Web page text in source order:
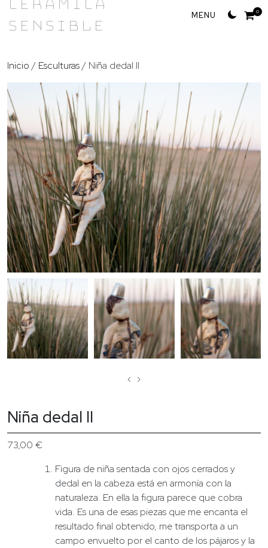
Skip
Sensible
0
Inicio / Esculturas/ Niña dedal II
‹ ›
Niña dedal II
73,00 €
Figura de niña sentada con ojos cerrados y
dedal en la cabeza está en armonía con la
naturaleza. En ella la figura parece que cobra
vida. Es una de esas piezas que me encanta el
resultado final obtenido, me transporta a un
campo envuelto por el canto de los pájaros y la